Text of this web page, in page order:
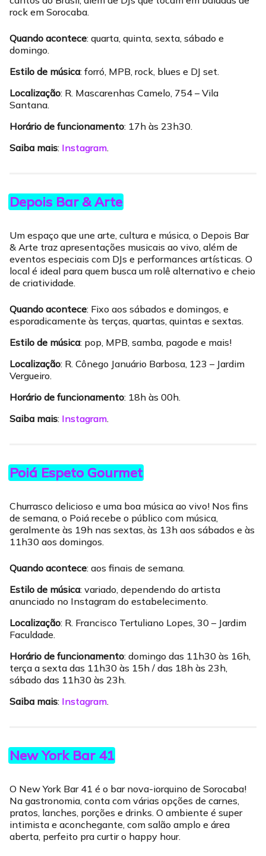
rock em Sorocaba.
Quando acontece: quarta, quinta, sexta, sábado e
domingo.
Estilo de música: forró, MPB, rock, blues e DJ set.
Localização: R. Mascarenhas Camelo, 754 – Vila
Santana.
Horário de funcionamento: 17h às 23h30.
Saiba mais: Instagram.
Depois Bar & Arte
Um espaço que une arte, cultura e música, o Depois Bar
& Arte traz apresentações musicais ao vivo, além de
eventos especiais com DJs e performances artísticas. O
local é ideal para quem busca um rolê alternativo e cheio
de criatividade.
Quando acontece: Fixo aos sábados e domingos, e
esporadicamente às terças, quartas, quintas e sextas.
Estilo de música: pop, MPB, samba, pagode e mais!
Localização: R. Cônego Januário Barbosa, 123 – Jardim
Vergueiro.
Horário de funcionamento: 18h às 00h.
Saiba mais: Instagram.
Poiá Espeto Gourmet
Churrasco delicioso e uma boa música ao vivo! Nos fins
de semana, o Poiá recebe o público com música,
geralmente às 19h nas sextas, às 13h aos sábados e às
11h30 aos domingos.
Quando acontece: aos finais de semana.
Estilo de música: variado, dependendo do artista
anunciado no Instagram do estabelecimento.
Localização: R. Francisco Tertuliano Lopes, 30 – Jardim
Faculdade.
Horário de funcionamento: domingo das 11h30 às 16h,
terça a sexta das 11h30 às 15h / das 18h às 23h,
sábado das 11h30 às 23h.
Saiba mais: Instagram.
New York Bar 41
O New York Bar 41 é o bar nova-iorquino de Sorocaba!
Na gastronomia, conta com várias opções de carnes,
pratos, lanches, porções e drinks. O ambiente é super
intimista e aconchegante, com salão amplo e área
aberta, perfeito pra curtir o happy hour.